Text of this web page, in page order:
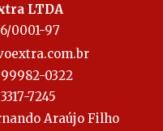
LTDA
0001-97
0322
7245
Araújo Filho